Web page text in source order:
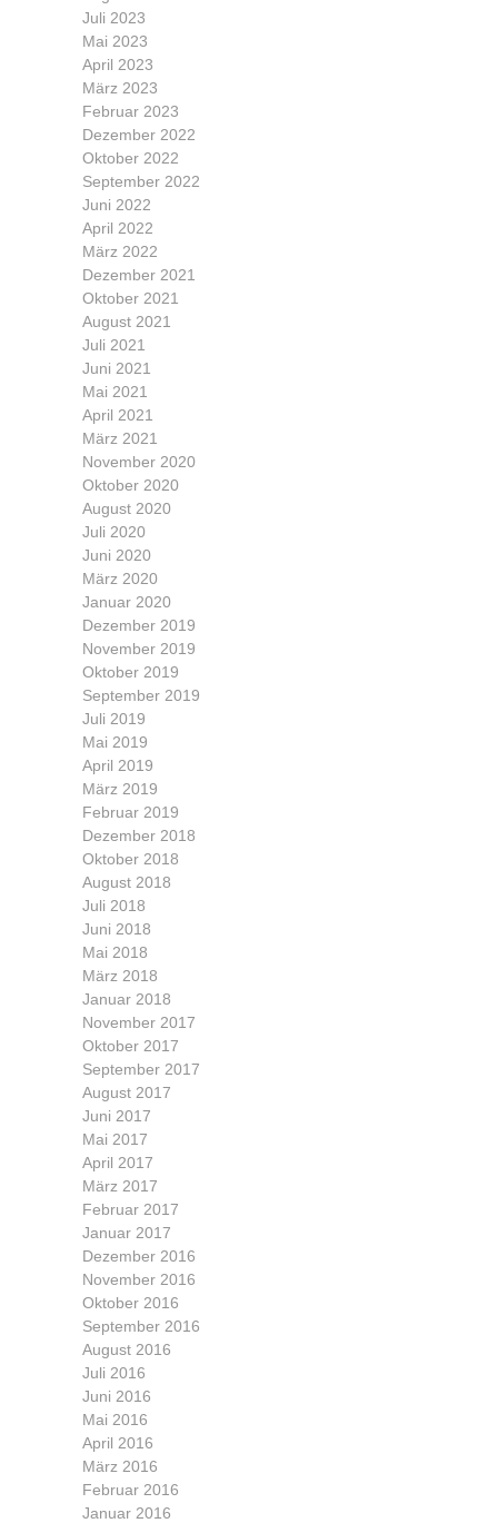
Juli 2023
Mai 2023
April 2023
März 2023
Februar 2023
Dezember 2022
Oktober 2022
September 2022
Juni 2022
April 2022
März 2022
Dezember 2021
Oktober 2021
August 2021
Juli 2021
Juni 2021
Mai 2021
April 2021
März 2021
November 2020
Oktober 2020
August 2020
Juli 2020
Juni 2020
März 2020
Januar 2020
Dezember 2019
November 2019
Oktober 2019
September 2019
Juli 2019
Mai 2019
April 2019
März 2019
Februar 2019
Dezember 2018
Oktober 2018
August 2018
Juli 2018
Juni 2018
Mai 2018
März 2018
Januar 2018
November 2017
Oktober 2017
September 2017
August 2017
Juni 2017
Mai 2017
April 2017
März 2017
Februar 2017
Januar 2017
Dezember 2016
November 2016
Oktober 2016
September 2016
August 2016
Juli 2016
Juni 2016
Mai 2016
April 2016
März 2016
Februar 2016
Januar 2016